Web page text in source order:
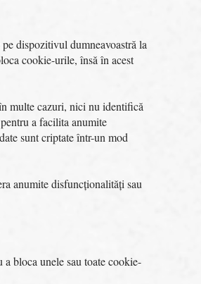
dispozitivul dumneavoastră la
cookie-urile, însă în acest
multe cazuri, nici nu identifică
a facilita anumite
sunt criptate într-un mod
anumite disfuncționalități sau
bloca unele sau toate cookie-